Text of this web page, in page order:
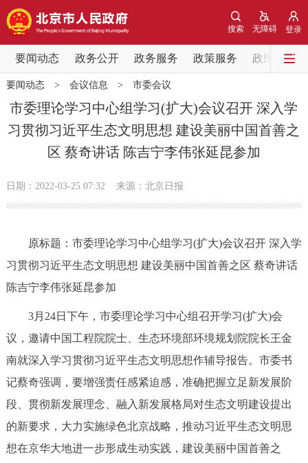
登录
无障碍
搜索
要闻动态 政务公开 政务服务 政策服务 政民互动
要闻动态
党中央精神 国务院信息
北京要闻 会议信息 部门动态
政务公开
市领导 机构职能 政策服务
政策兑现
政务服务
要闻动态> 会议信息 > 市委会议
市委理论学习中心组学习(扩大)会议召开 深入学
习贯彻习近平生态文明思想 建设美丽中国首善之
区 蔡奇讲话 陈吉宁李伟张延昆参加
日期：2022-03-25 07:32 来源：北京日报
原标题：市委理论学习中心组学习(扩大)会议召开 深入学
习贯彻习近平生态文明思想 建设美丽中国首善之区 蔡奇讲话
陈吉宁李伟张延昆参加
3月24日下午，市委理论学习中心组召开学习(扩大)会
议，邀请中国工程院院士、生态环境部环境规划院院长王金
南就深入学习贯彻习近平生态文明思想作辅导报告。市委书
记蔡奇强调，要增强责任感紧迫感，准确把握立足新发展阶
段、贯彻新发展理念、融入新发展格局对生态文明建设提出
的新要求，大力实施绿色北京战略，推动习近平生态文明思
想在京华大地进一步形成生动实践，建设美丽中国首善之